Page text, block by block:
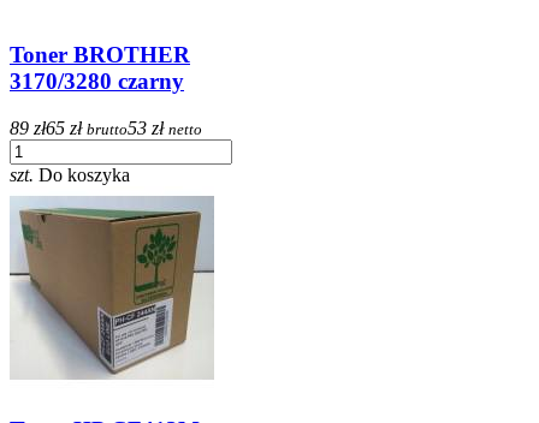
Toner BROTHER
3170/3280 czarny
89 zł65 zł brutto53 zł netto
szt. Do koszyka